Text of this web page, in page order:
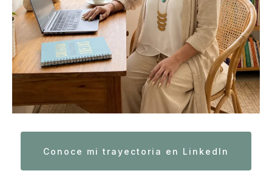
Conoce mi trayectoria en LinkedIn